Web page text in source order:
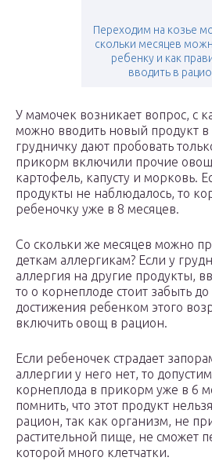
Переходим на козье
скольки месяцев
ребенку и как
вводить в
У мамочек возникает вопрос, с
можно вводить новый продукт в
грудничку дают пробовать
прикорм включили прочие
картофель, капусту и морковь.
продукты не наблюдалось, то
ребеночку уже в 8 месяцев.
Со скольки же месяцев можно
деткам аллергикам? Если у
аллергия на другие продукты,
то о корнеплоде стоит забыть до
достижения ребенком этого
включить овощ в рацион.
Если ребеночек страдает
аллергии у него нет, то
корнеплода в прикорм уже в 6
помнить, что этот продукт
рацион, так как организм, не
растительной пище, не сможет
которой много клетчатки.